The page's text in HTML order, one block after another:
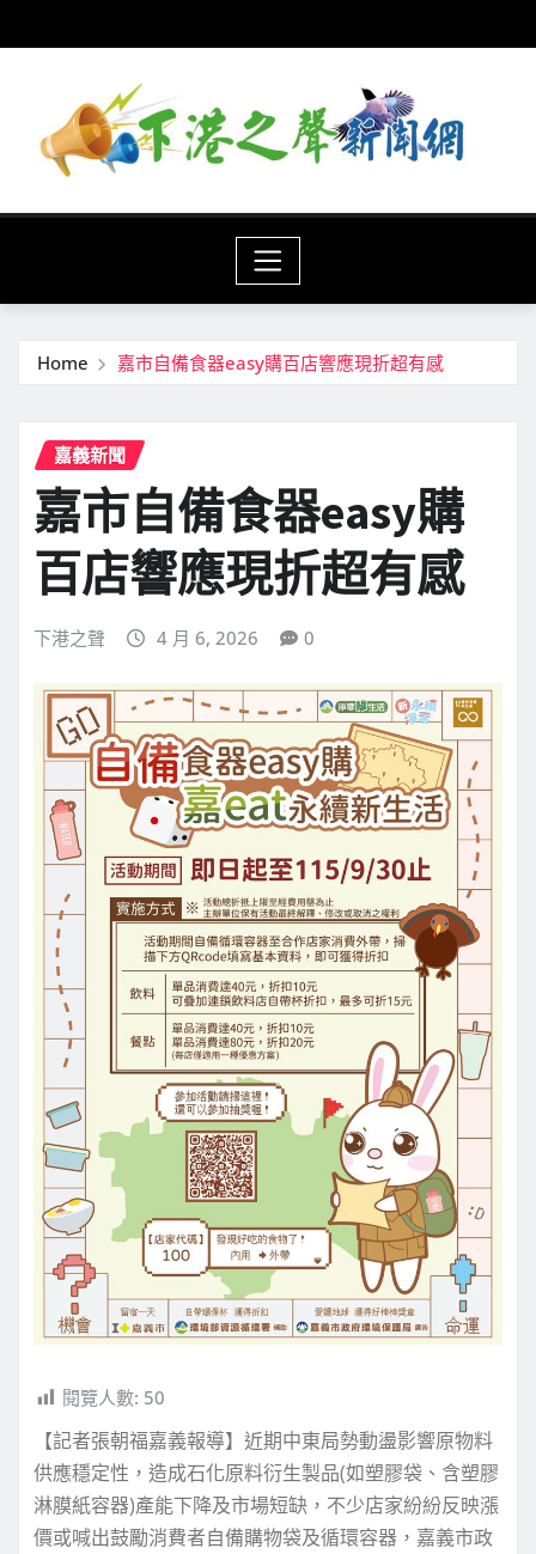
to
Home 嘉市自備食器easy購百店響應現折超有感
嘉義新聞
嘉市自備食器easy購
百店響應現折超有感
下港之聲 4 月 6, 2026 0
閱覽人數: 50
【記者張朝福嘉義報導】近期中東局勢動盪影響原物料
供應穩定性，造成石化原料衍生製品(如塑膠袋、含塑膠
淋膜紙容器)產能下降及市場短缺，不少店家紛紛反映漲
價或喊出鼓勵消費者自備購物袋及循環容器，嘉義市政